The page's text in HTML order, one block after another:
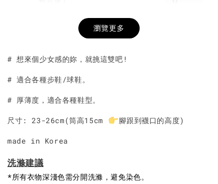
+NT$ 190
-
瀏覽更多
# 想來個少女感的妳，就挑這雙吧!
# 適合各種步鞋/球鞋。
# 厚薄度，適合各種鞋型。
尺寸: 23-26cm(筒高15cm 腳跟到襪口的高度)
made in Korea
洗滌建議
*所有衣物深淺色需分開洗滌，避免染色。